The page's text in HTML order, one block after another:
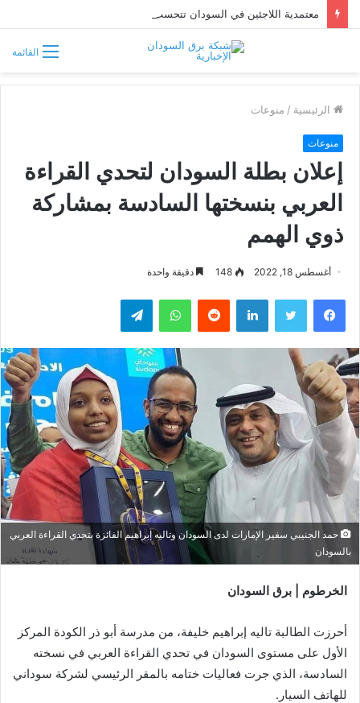
القائمة
الرئيسية / منوعات
منوعات
إعلان بطلة السودان لتحدي القراءة
العربي بنسختها السادسة بمشاركة
ذوي الهمم
أغسطس 18, 2022 148 دقيقة واحدة
فيسبوك تويتر لينكدإن واتساب تيلقرام
حمد الجنيبي سفير الإمارات لدى السودان وتاليه إبراهيم الفائزة بتحدي القراءة العربي
بالسودان
الخرطوم | برق السودان
أحرزت الطالبة تاليه إبراهيم خليفة، من مدرسة أبو ذر الكودة المركز
الأول على مستوى السودان في تحدي القراءة العربي في نسخته
السادسة، الذي جرت فعاليات ختامه بالمقر الرئيسي لشركة سوداني
للهاتف السيار.